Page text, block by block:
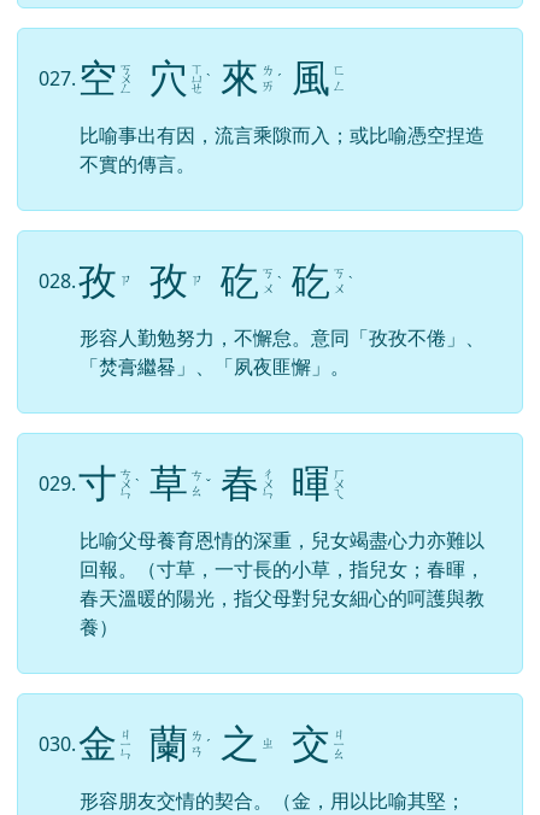
027. 空 ㄎ
ㄨ
ㄥ 穴 ㄒ
ㄩ
ㄝ
ˋ 來 ㄌ
ㄞ ˊ 風 ㄈ
ㄥ
比喻事出有因，流言乘隙而入；或比喻憑空捏造
不實的傳言。
028.孜 ㄗ 孜 ㄗ 矻 ㄎ
ㄨ ˋ 矻 ㄎ
ㄨ ˋ
形容人勤勉努力，不懈怠。意同「孜孜不倦」、
「焚膏繼晷」、「夙夜匪懈」。
029.寸 ㄘ
ㄨ
ㄣ
ˋ 草 ㄘ
ㄠ ˇ 春 ㄔ
ㄨ
ㄣ 暉 ㄏ
ㄨ
ㄟ
比喻父母養育恩情的深重，兒女竭盡心力亦難以
回報。（寸草，一寸長的小草，指兒女；春暉，
春天溫暖的陽光，指父母對兒女細心的呵護與教
養）
030.金 ㄐ
ㄧ
ㄣ 蘭 ㄌ
ㄢ ˊ 之 ㄓ 交 ㄐ
ㄧ
ㄠ
形容朋友交情的契合。（金，用以比喻其堅；